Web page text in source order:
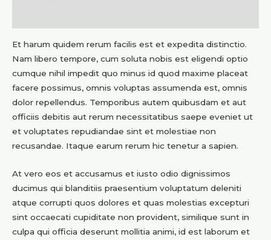
Et harum quidem rerum facilis est et expedita distinctio.
Nam libero tempore, cum soluta nobis est eligendi optio
cumque nihil impedit quo minus id quod maxime placeat
facere possimus, omnis voluptas assumenda est, omnis
dolor repellendus. Temporibus autem quibusdam et aut
officiis debitis aut rerum necessitatibus saepe eveniet ut
et voluptates repudiandae sint et molestiae non
recusandae. Itaque earum rerum hic tenetur a sapien.
At vero eos et accusamus et iusto odio dignissimos
ducimus qui blanditiis praesentium voluptatum deleniti
atque corrupti quos dolores et quas molestias excepturi
sint occaecati cupiditate non provident, similique sunt in
culpa qui officia deserunt mollitia animi, id est laborum et